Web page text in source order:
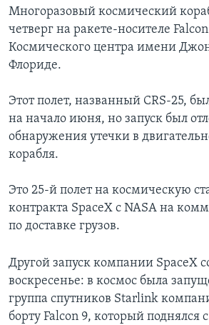
Многоразовый космический
четверг на ракете-носителе
Космического центра имени
Флориде.
Этот полет, названный CRS-25,
на начало июня, но запуск был
обнаружения утечки в
корабля.
Это 25-й полет на космическую
контракта SpaceX с NASA на
по доставке грузов.
Другой запуск компании SpaceX
воскресенье: в космос была
группа спутников Starlink
борту Falcon 9, который поднялся